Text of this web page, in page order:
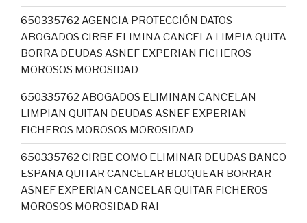
650335762 AGENCIA PROTECCIÓN DATOS
ABOGADOS CIRBE ELIMINA CANCELA LIMPIA QUITA
BORRA DEUDAS ASNEF EXPERIAN FICHEROS
MOROSOS MOROSIDAD
650335762 ABOGADOS ELIMINAN CANCELAN
LIMPIAN QUITAN DEUDAS ASNEF EXPERIAN
FICHEROS MOROSOS MOROSIDAD
650335762 CIRBE COMO ELIMINAR DEUDAS BANCO
ESPAÑA QUITAR CANCELAR BLOQUEAR BORRAR
ASNEF EXPERIAN CANCELAR QUITAR FICHEROS
MOROSOS MOROSIDAD RAI